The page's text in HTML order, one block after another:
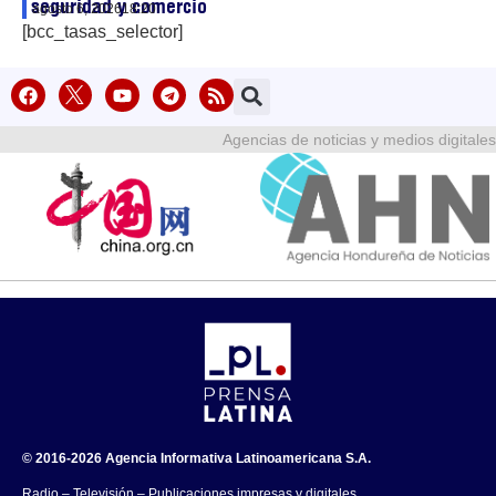
seguridad y comercio
agosto 6, 202618:20
[bcc_tasas_selector]
Agencias de noticias y medios digitales
© 2016-2026 Agencia Informativa Latinoamericana S.A.